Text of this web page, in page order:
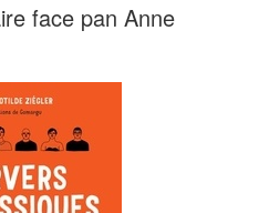
face pan Anne